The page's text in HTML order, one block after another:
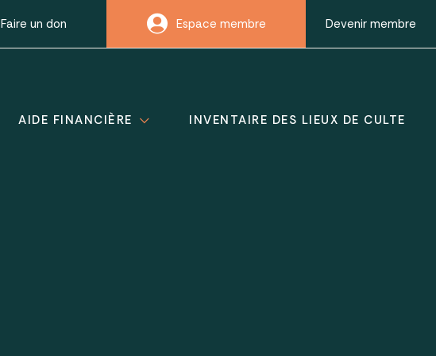
Faire un don Espace membre Devenir membre
AIDE FINANCIÈRE INVENTAIRE DES LIEUX DE CULTE